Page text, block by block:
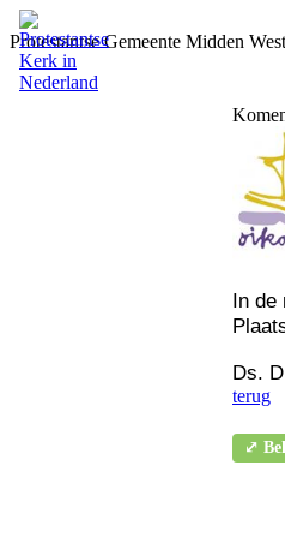
Protestantse Gemeente Midden
In de
Ds.
terug
⤢